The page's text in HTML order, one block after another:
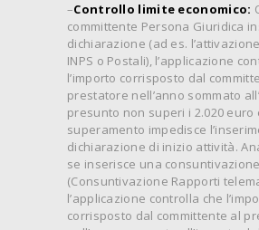
–Controllo limite economico:
committente Persona Giuridica
dichiarazione (ad es.
INPS o Postali), l’applicazione
l’importo corrisposto dal
prestatore nell’anno sommato
presunto non superi i 2.020 euro
superamento impedisce
dichiarazione di inizio attività.
se inserisce una consuntivazione
(Consuntivazione Rapporti
l’applicazione controlla che
corrisposto dal committente al